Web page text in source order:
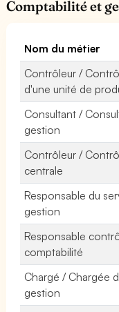
Comptabilité et
Nom du métier
Contrôleur /
d'une unité de
Consultant /
gestion
Contrôleur /
centrale
Responsable du
gestion
Responsable
comptabilité
Chargé / Chargée
gestion